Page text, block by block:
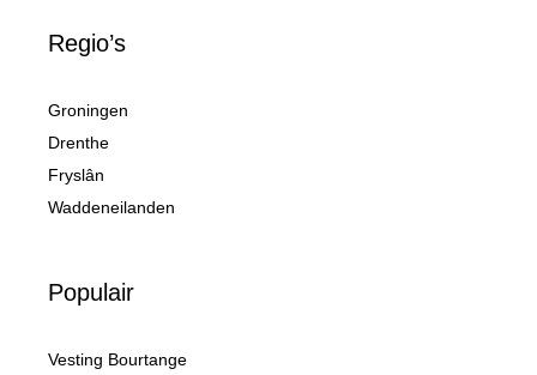
Regio’s
Groningen
Drenthe
Fryslân
Waddeneilanden
Populair
Vesting Bourtange